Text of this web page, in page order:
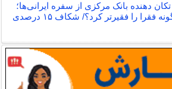
دهنده بانک مرکزی از سفره ایرانی‌ها؛
تورم چگونه فقرا را فقیرتر کرد؟/ شکاف ۱۵ درصدی